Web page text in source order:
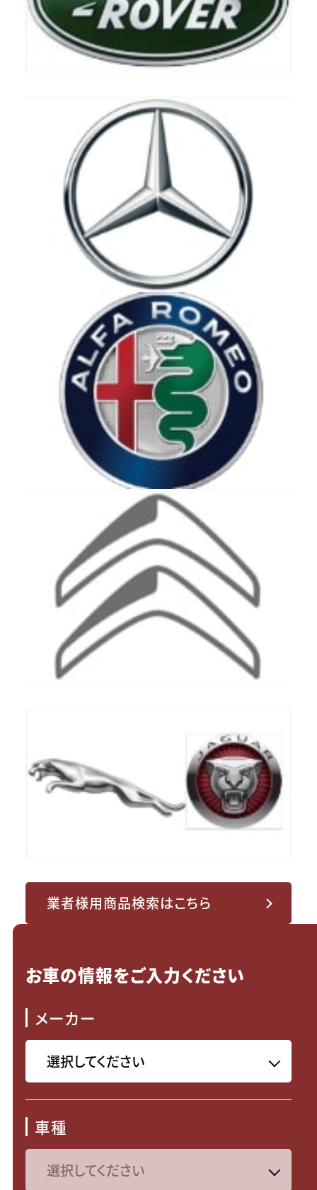
業者様用商品検索はこちら
お車の情報をご入力ください
メーカー
車種